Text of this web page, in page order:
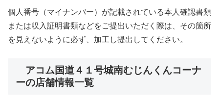
個人番号（マイナンバー）が記載されている本人確認書類
または収入証明書類などをご提出いただく際は、その箇所
を見えないように必ず、加工し提出してください。
アコム国道４１号城南むじんくんコーナ
ーの店舗情報一覧